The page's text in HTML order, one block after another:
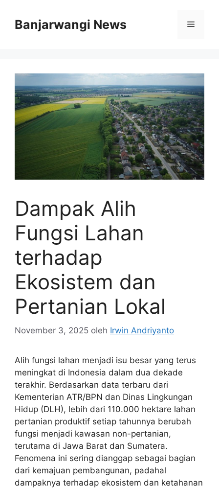
Banjarwangi News Menu
Dampak Alih
Fungsi Lahan
terhadap
Ekosistem dan
Pertanian Lokal
November 3, 2025 oleh Irwin Andriyanto
Alih fungsi lahan menjadi isu besar yang terus
meningkat di Indonesia dalam dua dekade
terakhir. Berdasarkan data terbaru dari
Kementerian ATR/BPN dan Dinas Lingkungan
Hidup (DLH), lebih dari 110.000 hektare lahan
pertanian produktif setiap tahunnya berubah
fungsi menjadi kawasan non-pertanian,
terutama di Jawa Barat dan Sumatera.
Fenomena ini sering dianggap sebagai bagian
dari kemajuan pembangunan, padahal
dampaknya terhadap ekosistem dan ketahanan